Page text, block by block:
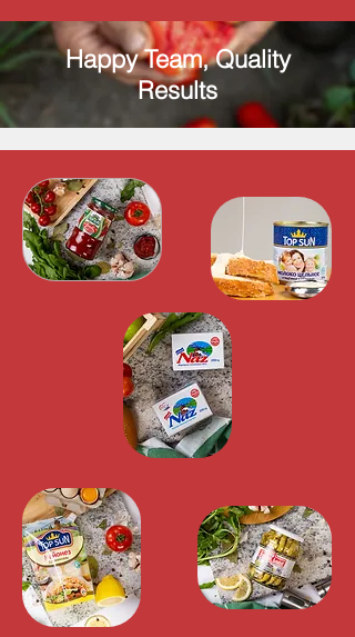
Happy Team, Quality
Results